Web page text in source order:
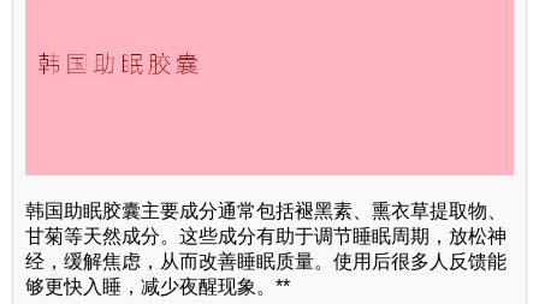
韩国助眠胶囊主要成分通常包括褪黑素、熏衣草提取物、
甘菊等天然成分。这些成分有助于调节睡眠周期，放松神
经，缓解焦虑，从而改善睡眠质量。使用后很多人反馈能
够更快入睡，减少夜醒现象。**